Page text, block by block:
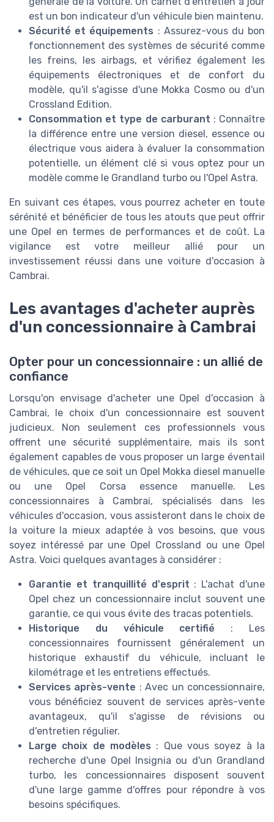
est un bon indicateur d'un véhicule bien maintenu.
Sécurité et équipements : Assurez-vous du bon
fonctionnement des systèmes de sécurité comme
les freins, les airbags, et vérifiez également les
équipements électroniques et de confort du
modèle, qu'il s'agisse d'une Mokka Cosmo ou d'un
Crossland Edition.
Consommation et type de carburant : Connaître
la différence entre une version diesel, essence ou
électrique vous aidera à évaluer la consommation
potentielle, un élément clé si vous optez pour un
modèle comme le Grandland turbo ou l'Opel Astra.
En suivant ces étapes, vous pourrez acheter en toute
sérénité et bénéficier de tous les atouts que peut offrir
une Opel en termes de performances et de coût. La
vigilance est votre meilleur allié pour un
investissement réussi dans une voiture d'occasion à
Cambrai.
Les avantages d'acheter auprès
d'un concessionnaire à Cambrai
Opter pour un concessionnaire : un allié de
confiance
Lorsqu'on envisage d'acheter une Opel d'occasion à
Cambrai, le choix d'un concessionnaire est souvent
judicieux. Non seulement ces professionnels vous
offrent une sécurité supplémentaire, mais ils sont
également capables de vous proposer un large éventail
de véhicules, que ce soit un Opel Mokka diesel manuelle
ou une Opel Corsa essence manuelle. Les
concessionnaires à Cambrai, spécialisés dans les
véhicules d'occasion, vous assisteront dans le choix de
la voiture la mieux adaptée à vos besoins, que vous
soyez intéressé par une Opel Crossland ou une Opel
Astra. Voici quelques avantages à considérer :
Garantie et tranquillité d'esprit : L'achat d'une
Opel chez un concessionnaire inclut souvent une
garantie, ce qui vous évite des tracas potentiels.
Historique du véhicule certifié : Les
concessionnaires fournissent généralement un
historique exhaustif du véhicule, incluant le
kilométrage et les entretiens effectués.
Services après-vente : Avec un concessionnaire,
vous bénéficiez souvent de services après-vente
avantageux, qu'il s'agisse de révisions ou
d'entretien régulier.
Large choix de modèles : Que vous soyez à la
recherche d'une Opel Insignia ou d'un Grandland
turbo, les concessionnaires disposent souvent
d'une large gamme d'offres pour répondre à vos
besoins spécifiques.